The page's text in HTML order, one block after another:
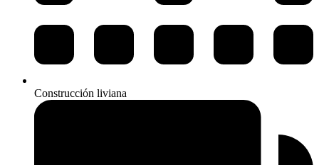
Construcción liviana